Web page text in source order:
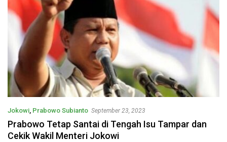
Jokowi, Prabowo Subianto September 23, 2023
Prabowo Tetap Santai di Tengah Isu Tampar dan
Cekik Wakil Menteri Jokowi